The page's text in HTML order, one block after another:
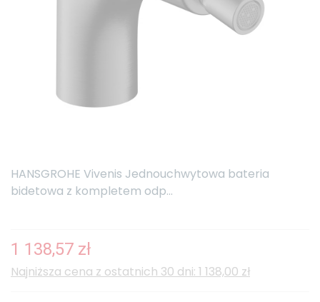
HANSGROHE Vivenis Jednouchwytowa bateria
bidetowa z kompletem odp...
1 138,57 zł
Najniższa cena z ostatnich 30 dni: 1 138,00 zł